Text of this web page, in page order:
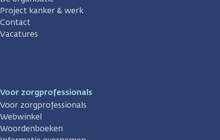
Project kanker & werk
Contact
Vacatures
Voor zorgprofessionals
Voor zorgprofessionals
Webwinkel
Woordenboeken